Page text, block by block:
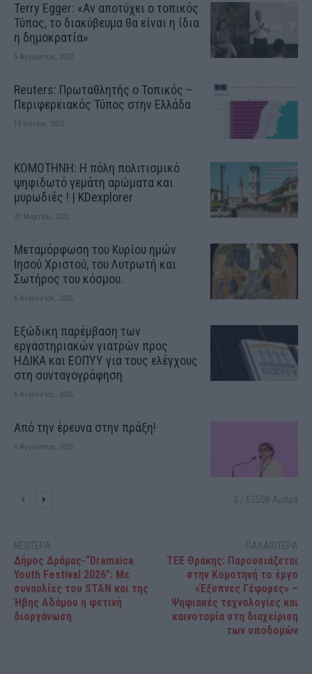
Terry Egger: «Αν αποτύχει ο τοπικός
Τύπος, το διακύβευμα θα είναι η ίδια
η δημοκρατία»
5 Αυγούστου, 2022
Reuters: Πρωταθλητής ο Τοπικός –
Περιφερειακός Τύπος στην Ελλάδα
19 Ιουνίου, 2022
ΚΟΜΟΤΗΝΗ: H πόλη πολιτισμικό
ψηφιδωτό γεμάτη αρώματα και
μυρωδιές ! | KDexplorer
21 Μαρτίου, 2022
Μεταμόρφωση του Κυρίου ημών
Ιησού Χριστού, του Λυτρωτή και
Σωτήρος του κόσμου.
6 Αυγούστου, 2026
Εξώδικη παρέμβαση των
εργαστηριακών γιατρών προς
ΗΔΙΚΑ και ΕΟΠΥΥ για τους ελέγχους
στη συνταγογράφηση
6 Αυγούστου, 2026
Από την έρευνα στην πράξη!
6 Αυγούστου, 2026
3 / 63508 Άρθρα
ΝΕΟΤΕΡΑ
Δήμος Δράμας-“Dramaica
Youth Festival 2026”: Με
συναυλίες του STAN και της
Ήβης Αδάμου η φετινή
διοργάνωση
ΠΑΛΑΙΟΤΕΡΑ
ΤΕΕ Θράκης: Παρουσιάζεται
στην Κομοτηνή το έργο
«Έξυπνες Γέφυρες» –
Ψηφιακές τεχνολογίες και
καινοτομία στη διαχείριση
των υποδομών